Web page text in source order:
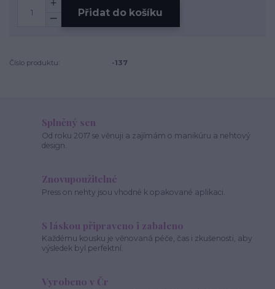
Přidat do košíku
Číslo produktu: -137
Splněný sen
Od roku 2017 se věnuji a zajímám o manikúru a nehtový
design.
Znovupoužitelné
Press on nehty jsou vhodné k opakované aplikaci.
S láskou připraveno i zabaleno
Každému kousku je věnovaná péče, čas i zkušenosti, aby
výsledek byl perfektní.
Vyrobeno v Čr